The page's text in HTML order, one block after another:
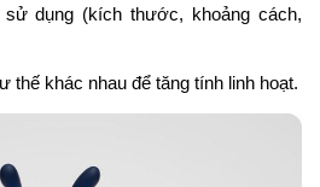
dụng (kích thước, khoảng cách,
thế khác nhau để tăng tính linh hoạt.